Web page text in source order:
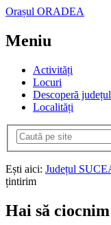
Orașul ORADEA
Meniu
Activități
Locuri
Descoperă
Localități
Ești aici: Județul
țintirim
Hai să